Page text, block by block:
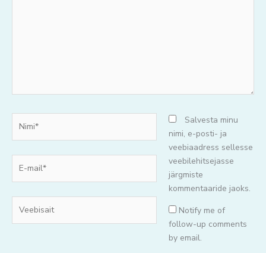
mail*
Salvesta minu
nimi, e-posti- ja
veebiaadress sellesse
veebilehitsejasse
järgmiste
kommentaaride jaoks.
Notify me of
follow-up comments
by email.